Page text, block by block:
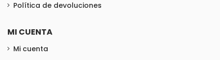
Política de devoluciones
MI CUENTA
Mi cuenta